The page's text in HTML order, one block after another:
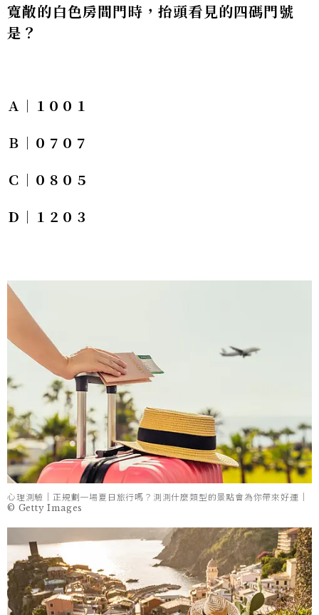
寬敞的白色房間門時，抬頭看見的四碼門號
是？
Ａ｜１００１
Ｂ｜０７０７
Ｃ｜０８０５
Ｄ｜１２０３
心理測驗｜正規劃一場夏日旅行嗎？測測什麼類型的景點會為你帶來好運｜
© Getty Images